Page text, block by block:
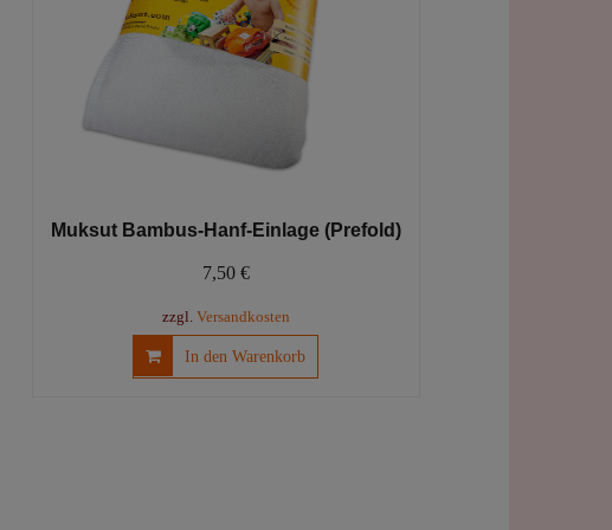
Muksut Bambus-Hanf-Einlage (Prefold)
7,50 €
zzgl. Versandkosten
In den Warenkorb